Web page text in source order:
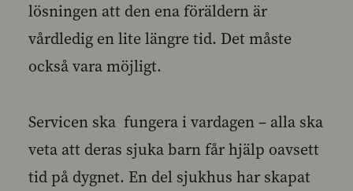
lösningen att den ena föräldern är
vårdledig en lite längre tid. Det måste
också vara möjligt.
Servicen ska fungera i vardagen – alla ska
veta att deras sjuka barn får hjälp oavsett
tid på dygnet. En del sjukhus har skapat